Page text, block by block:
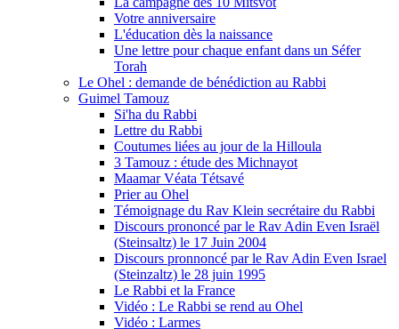
Votre anniversaire
L'éducation dès la naissance
Une lettre pour chaque enfant dans un Séfer
Torah
Le Ohel : demande de bénédiction au Rabbi
Guimel Tamouz
Si'ha du Rabbi
Lettre du Rabbi
Coutumes liées au jour de la Hilloula
3 Tamouz : étude des Michnayot
Maamar Véata Tétsavé
Prier au Ohel
Témoignage du Rav Klein secrétaire du Rabbi
Discours prononcé par le Rav Adin Even Israël
(Steinsaltz) le 17 Juin 2004
Discours pronnoncé par le Rav Adin Even Israel
(Steinzaltz) le 28 juin 1995
Le Rabbi et la France
Vidéo : Le Rabbi se rend au Ohel
Vidéo : Larmes